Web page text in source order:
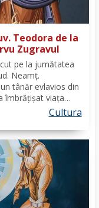
Teodora de la
Zugravul
pe la jumătatea
Neamţ.
tânăr evlavios din
îmbrăţişat viaţa
iar soţul ei,
Cultura